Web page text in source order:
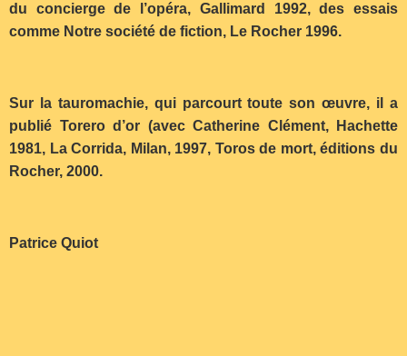
du concierge de l’opéra, Gallimard 1992, des essais
comme Notre société de fiction, Le Rocher 1996.
Sur la tauromachie, qui parcourt toute son œuvre, il a
publié Torero d’or (avec Catherine Clément, Hachette
1981, La Corrida, Milan, 1997, Toros de mort, éditions du
Rocher, 2000.
Patrice Quiot